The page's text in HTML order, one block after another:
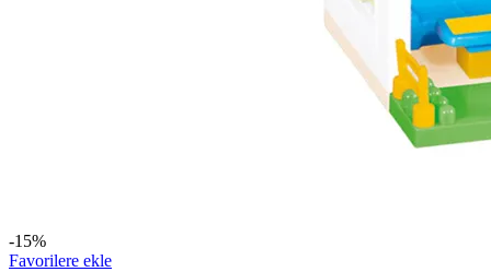
-15%
Favorilere ekle